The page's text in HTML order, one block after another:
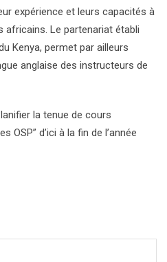
expérience et leurs capacités à
Le partenariat établi
Kenya, permet par ailleurs
anglaise des instructeurs de
la tenue de cours
OSP” d’ici à la fin de l’année